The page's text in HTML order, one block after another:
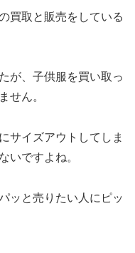
買取と販売をしている
が、子供服を買い取っ
せん。
サイズアウトしてしま
いですよね。
ッと売りたい人にピッ